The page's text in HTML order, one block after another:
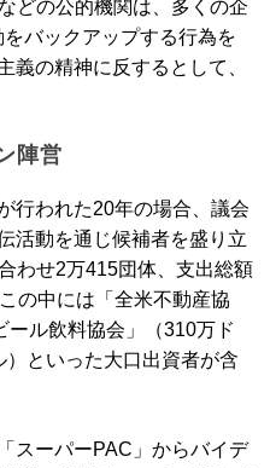
どの公的機関は、多くの企
バックアップする行為を
義の精神に反するとして、
陣営
行われた20年の場合、議会
活動を通じ候補者を盛り立
わせ2万415団体、支出総額
の中には「全米不動産協
ール飲料協会」（310万ド
といった大口出資者が含
スーパーPAC」からバイデ